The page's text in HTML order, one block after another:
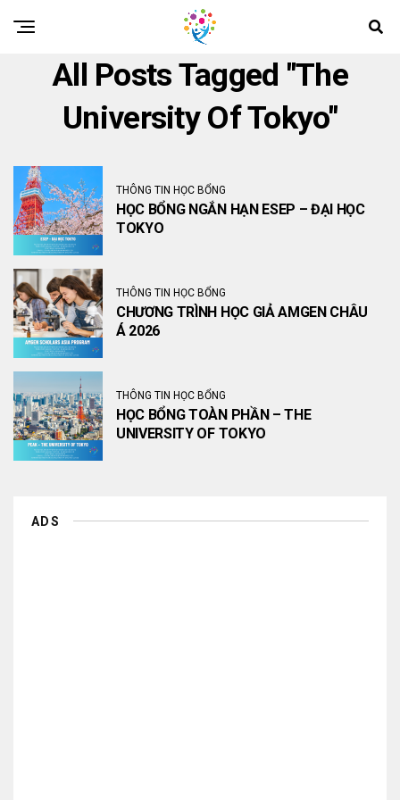
All Posts Tagged "the
University Of Tokyo"
THÔNG TIN HỌC BỔNG
HỌC BỔNG NGẮN HẠN ESEP – ĐẠI HỌC
TOKYO
THÔNG TIN HỌC BỔNG
CHƯƠNG TRÌNH HỌC GIẢ AMGEN CHÂU
Á 2026
THÔNG TIN HỌC BỔNG
HỌC BỔNG TOÀN PHẦN – THE
UNIVERSITY OF TOKYO
ADS